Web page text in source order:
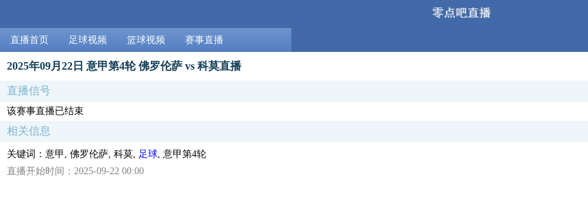
直播首页 足球视频 篮球视频 赛事直播
2025年09月22日 意甲第4轮 佛罗伦萨 vs 科莫直播
直播信号
该赛事直播已结束
相关信息
关键词：意甲, 佛罗伦萨, 科莫, 足球 , 意甲第4轮
直播开始时间：2025-09-22 00:00